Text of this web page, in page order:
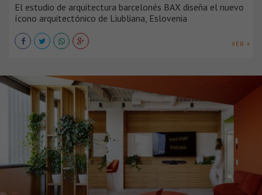
El estudio de arquitectura barcelonés BAX diseña el nuevo
ícono arquitectónico de Liubliana, Eslovenia
VER +